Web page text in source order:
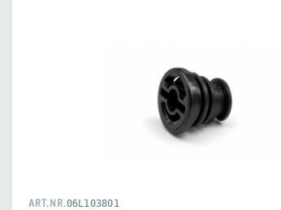
ART.NR.06L103801